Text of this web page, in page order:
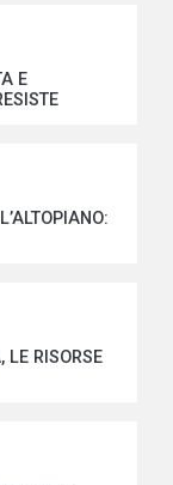
E
LE RISORSE